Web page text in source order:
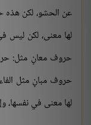
عن الحشو، لكن
لها معنى، لكن ليس
حروف معانٍ مثل:
حروف مبانٍ مثل
لها معنى في نفسها،